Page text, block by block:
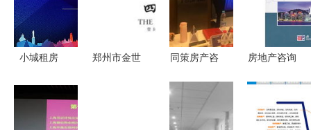
行业动态一
网打尽
开启生活新
篇章
小城租房
布 房地产
行业变革与
郑州市金世
同策房产咨
国房地产咨
询行业的策
房地产咨询